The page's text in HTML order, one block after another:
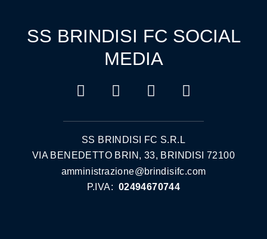
SS BRINDISI FC SOCIAL
MEDIA
SS BRINDISI FC S.R.L
VIA BENEDETTO BRIN, 33, BRINDISI 72100
amministrazione@brindisifc.com
P.IVA: 02494670744